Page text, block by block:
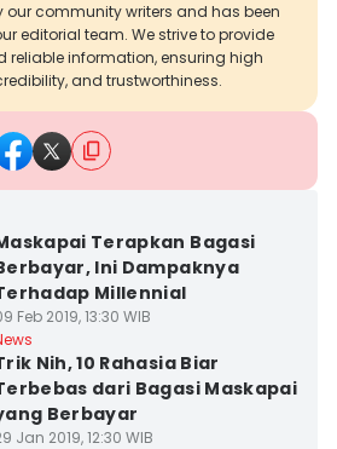
our community writers and has been
editorial team. We strive to provide
reliable information, ensuring high
and trustworthiness.
Terapkan Bagasi
Ini Dampaknya
Millennial
Feb 2019, 13:30 WIB
Nih, 10 Rahasia Biar
dari Bagasi Maskapai
Berbayar
Jan 2019, 12:30 WIB